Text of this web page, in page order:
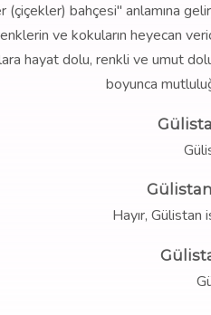
(çiçekler) bahçesi" anlamına
ve kokuların heyecan
hayat dolu, renkli ve umut
boyunca
Hayır,